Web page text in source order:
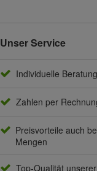
Unser Service
Individuelle Beratung
Zahlen per
Preisvorteile auch
Mengen
Top-Qualität